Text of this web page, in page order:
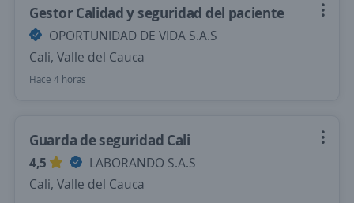
Gestor Calidad y seguridad del paciente
OPORTUNIDAD DE VIDA S.A.S
Cali, Valle del Cauca
Hace 4 horas
Guarda de seguridad Cali
4,5
LABORANDO S.A.S
Cali, Valle del Cauca